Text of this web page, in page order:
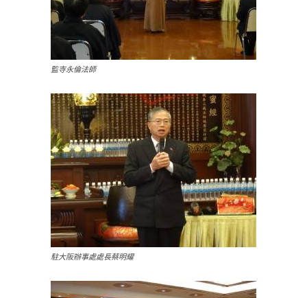
監寺永倫法師
駐大阪辦事處處長蔡明耀